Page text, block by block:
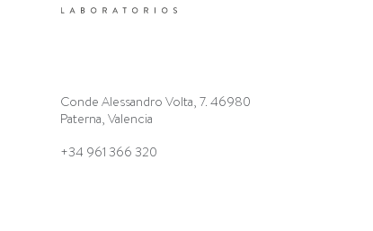
Conde Alessandro Volta, 7. 46980
Paterna, Valencia
+34 961 366 320